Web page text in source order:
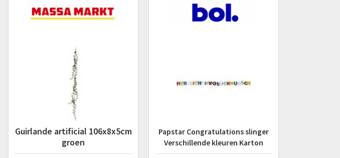
Guirlande artificial 106x8x5cm
groen
Papstar Congratulations slinger
Verschillende kleuren Karton